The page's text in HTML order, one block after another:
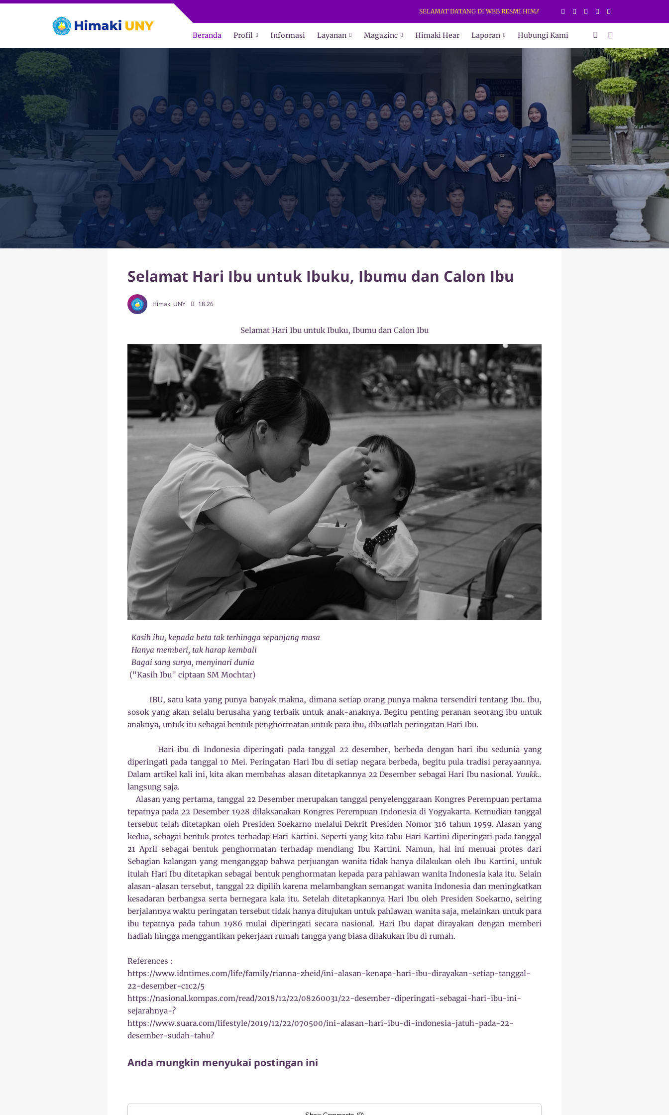
SELAMAT DATANG DI WEB RESMI HIMAKI UNY. DAPATKAN INFORMASI TERBARU
Beranda Profil Informasi Layanan Magazinc Himaki Hear Laporan Hubungi Kami
Selamat Hari Ibu untuk Ibuku, Ibumu dan Calon Ibu
Himaki UNY 18.26
Selamat Hari Ibu untuk Ibuku, Ibumu dan Calon Ibu
Kasih ibu, kepada beta tak terhingga sepanjang masa
Hanya memberi, tak harap kembali
Bagai sang surya, menyinari dunia
("Kasih Ibu" ciptaan SM Mochtar)
IBU, satu kata yang punya banyak makna, dimana setiap orang punya makna tersendiri tentang Ibu. Ibu,
sosok yang akan selalu berusaha yang terbaik untuk anak-anaknya. Begitu penting peranan seorang ibu untuk
anaknya, untuk itu sebagai bentuk penghormatan untuk para ibu, dibuatlah peringatan Hari Ibu.
Hari ibu di Indonesia diperingati pada tanggal 22 desember, berbeda dengan hari ibu sedunia yang
diperingati pada tanggal 10 Mei. Peringatan Hari Ibu di setiap negara berbeda, begitu pula tradisi perayaannya.
Dalam artikel kali ini, kita akan membahas alasan ditetapkannya 22 Desember sebagai Hari Ibu nasional. Yuukk..
langsung saja.
Alasan yang pertama, tanggal 22 Desember merupakan tanggal penyelenggaraan Kongres Perempuan pertama
tepatnya pada 22 Desember 1928 dilaksanakan Kongres Perempuan Indonesia di Yogyakarta. Kemudian tanggal
tersebut telah ditetapkan oleh Presiden Soekarno melalui Dekrit Presiden Nomor 316 tahun 1959. Alasan yang
kedua, sebagai bentuk protes terhadap Hari Kartini. Seperti yang kita tahu Hari Kartini diperingati pada tanggal
21 April sebagai bentuk penghormatan terhadap mendiang Ibu Kartini. Namun, hal ini menuai protes dari
Sebagian kalangan yang menganggap bahwa perjuangan wanita tidak hanya dilakukan oleh Ibu Kartini, untuk
itulah Hari Ibu ditetapkan sebagai bentuk penghormatan kepada para pahlawan wanita Indonesia kala itu. Selain
alasan-alasan tersebut, tanggal 22 dipilih karena melambangkan semangat wanita Indonesia dan meningkatkan
kesadaran berbangsa serta bernegara kala itu. Setelah ditetapkannya Hari Ibu oleh Presiden Soekarno, seiring
berjalannya waktu peringatan tersebut tidak hanya ditujukan untuk pahlawan wanita saja, melainkan untuk para
ibu tepatnya pada tahun 1986 mulai diperingati secara nasional. Hari Ibu dapat dirayakan dengan memberi
hadiah hingga menggantikan pekerjaan rumah tangga yang biasa dilakukan ibu di rumah.
References :
https://www.idntimes.com/life/family/rianna-zheid/ini-alasan-kenapa-hari-ibu-dirayakan-setiap-tanggal-
22-desember-c1c2/5
https://nasional.kompas.com/read/2018/12/22/08260031/22-desember-diperingati-sebagai-hari-ibu-ini-
sejarahnya-?
https://www.suara.com/lifestyle/2019/12/22/070500/ini-alasan-hari-ibu-di-indonesia-jatuh-pada-22-
desember-sudah-tahu?
Anda mungkin menyukai postingan ini